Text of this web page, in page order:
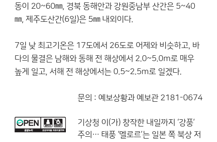
동이 20~60㎜, 경북 동해안과 강원중남부 산간은 5~40
㎜, 제주도산간(6일)은 5㎜ 내외이다.
7일 낮 최고기온은 17도에서 26도로 어제와 비슷하고, 바
다의 물결은 남해와 동해 전 해상에서 2.0~5.0m로 매우
높게 일고, 서해 전 해상에서는 0.5~2.5m로 일겠다.
문의 : 예보상황과 예보관 2181-0674
기상청 이(가) 창작한 내일까지 ‘강풍’
주의… 태풍 ‘멜로르’는 일본 쪽 북상 저